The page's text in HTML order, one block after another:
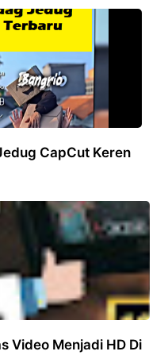
CapCut Keren
Video Menjadi HD Di